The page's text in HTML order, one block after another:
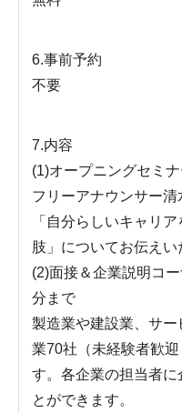
6.事前予約
不要
7.内容
(1)オープニングセミ
フリーアナウンサー
「自分らしいキャリ
肢」についてお伝えい
(2)面接＆企業説明コ
分まで
製造業や建設業、サ
業70社（未経験者歓
す。各企業の担当者に
とができます。